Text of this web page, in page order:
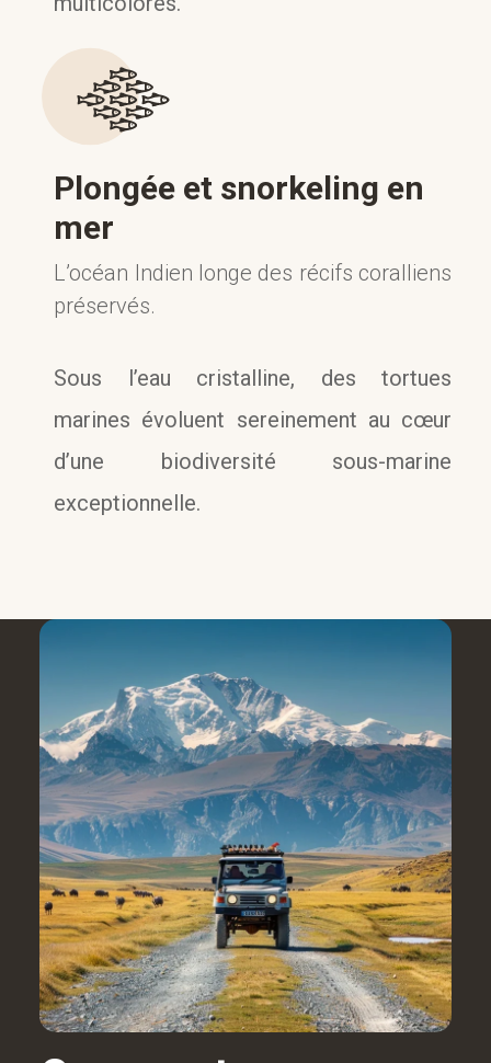
Plongée et snorkeling en
mer
L’océan Indien longe des récifs coralliens
préservés.
Sous l’eau cristalline, des tortues
marines évoluent sereinement au cœur
d’une biodiversité sous-marine
exceptionnelle.